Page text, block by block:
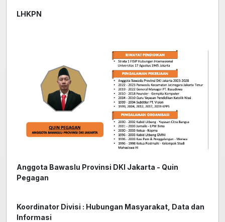
LHKPN
Anggota Bawaslu Provinsi DKI Jakarta - Quin
Pegagan
Koordinator Divisi : Hubungan Masyarakat, Data dan
Informasi